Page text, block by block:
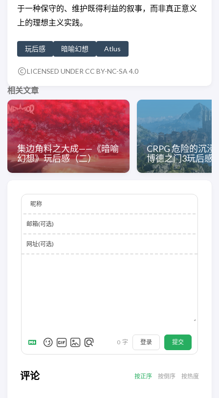
于一种保守的、维护既得利益的叙事，而非真正意义
上的理想主义实践。
玩后感 暗喻幻想 Atlus
LICENSED UNDER CC BY-NC-SA 4.0
相关文章
集边角料之大成——《暗喻
幻想》玩后感（二）
CRPG 危险的沉
博德之门3玩后感
昵称
邮箱(可选)
网址(可选)
0 字 登录 提交
评论 按正序 按倒序 按热度